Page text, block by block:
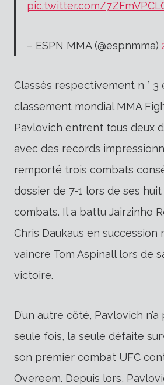
pic.twitter.com/
– ESPN MMA (@espnmma)
Classés respectivement n ° 3
classement mondial MMA
Pavlovich entrent tous deux
avec des records
remporté trois combats
dossier de 7-1 lors de ses
combats. Il a battu Jairzinho
Chris Daukaus en succession
vaincre Tom Aspinall lors de
victoire.
D’un autre côté, Pavlovich n’a
seule fois, la seule défaite
son premier combat UFC
Overeem. Depuis lors,